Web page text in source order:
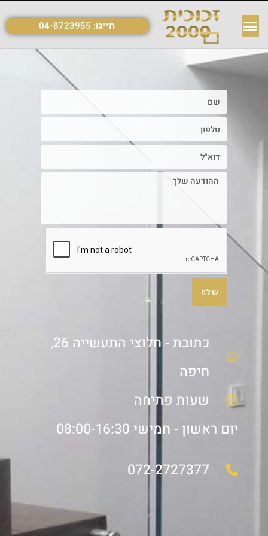
חייגו: 04-8723955
שלח
כתובת - חלוצי התעשייה 26,
חיפה
שעות פתיחה
יום ראשון - חמישי 08:00-16:30
072-2727377